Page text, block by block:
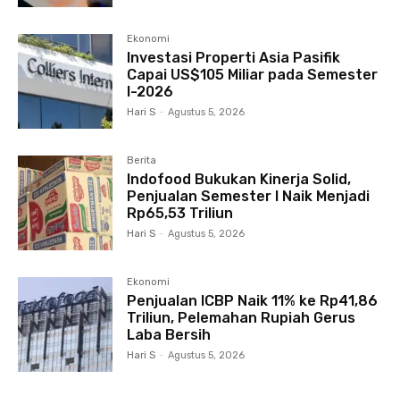
Ekonomi
Investasi Properti Asia Pasifik
Capai US$105 Miliar pada Semester
I-2026
Hari S - Agustus 5, 2026
Berita
Indofood Bukukan Kinerja Solid,
Penjualan Semester I Naik Menjadi
Rp65,53 Triliun
Hari S - Agustus 5, 2026
Ekonomi
Penjualan ICBP Naik 11% ke Rp41,86
Triliun, Pelemahan Rupiah Gerus
Laba Bersih
Hari S - Agustus 5, 2026